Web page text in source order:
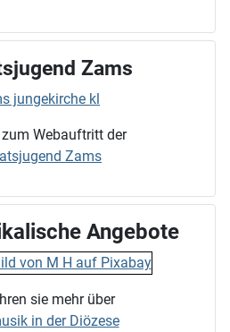
Zams
Webauftritt der
Zams
Angebote
sie mehr über
in der Diözese